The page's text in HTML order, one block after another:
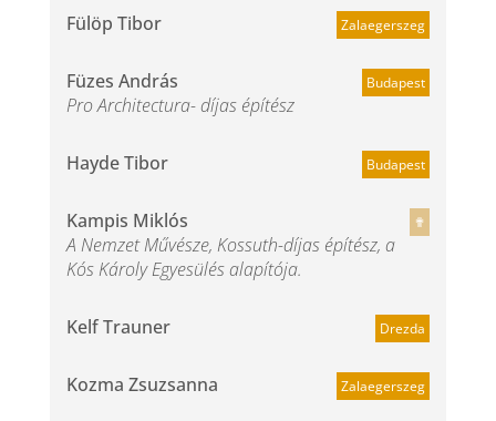
Fülöp Tibor Zalaegerszeg
Füzes András Budapest
Pro Architectura- díjas építész
Hayde Tibor Budapest
Kampis Miklós ✟
A Nemzet Művésze, Kossuth-díjas építész, a
Kós Károly Egyesülés alapítója.
Kelf Trauner Drezda
Kozma Zsuzsanna Zalaegerszeg